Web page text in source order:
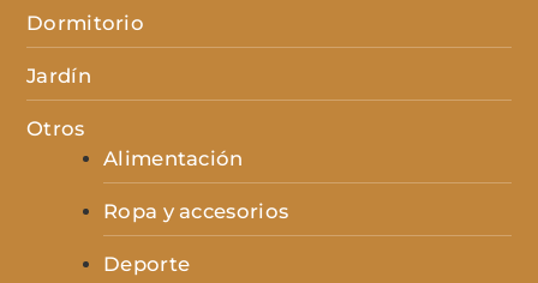
Dormitorio
Jardín
Otros
Alimentación
Ropa y accesorios
Deporte